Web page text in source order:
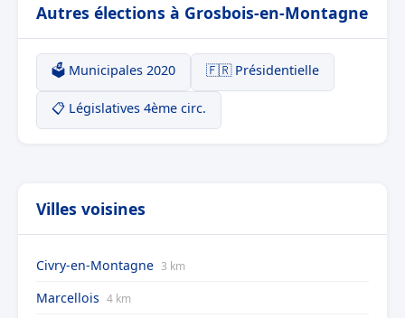
Autres élections à Grosbois-en-Montagne
🗳️ Municipales 2020 🇫🇷 Présidentielle
📋 Législatives 4ème circ.
Villes voisines
Civry-en-Montagne 3 km
Marcellois 4 km